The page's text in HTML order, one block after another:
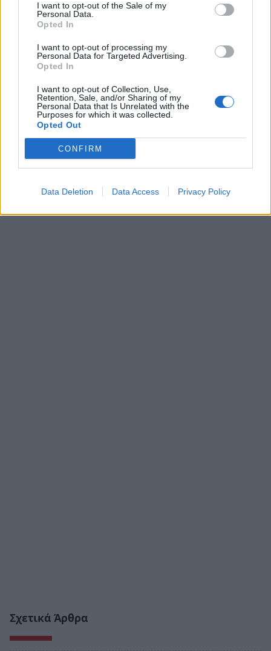
I want to opt-out of the Sale of my
Personal Data.
Opted In
I want to opt-out of processing my
Personal Data for Targeted Advertising.
Opted In
I want to opt-out of Collection, Use,
Retention, Sale, and/or Sharing of my
Personal Data that Is Unrelated with the
Purposes for which it was collected.
Opted Out
CONFIRM
Data Deletion Data Access Privacy Policy
TAGS: ΟΡΕΙΒΑΣΙΑ
Σχετικά Άρθρα